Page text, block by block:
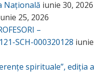
Națională iunie 30, 2026
25, 2026
–
SCH-000320128 iunie
spirituale”, ediția a